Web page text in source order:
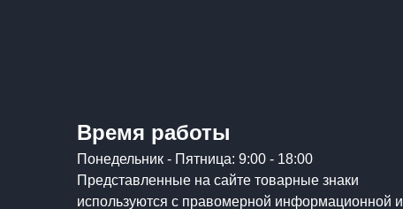
Время работы
Понедельник - Пятница: 9:00 - 18:00
Представленные на сайте товарные знаки
используются с правомерной информационной и